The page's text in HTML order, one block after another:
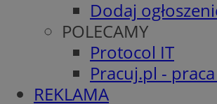
Dodaj
POLECAMY
Protocol IT
Pracuj.pl -
REKLAMA